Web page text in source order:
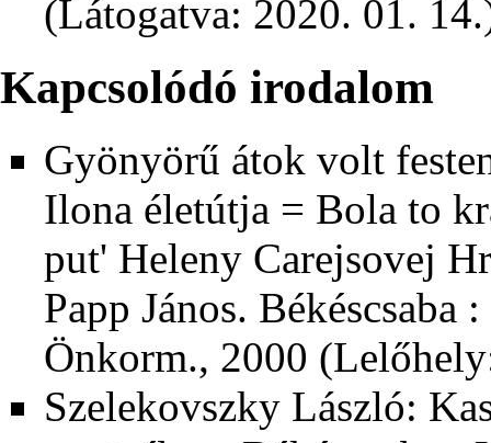
(Látogatva: 2020. 01.
Kapcsolódó irodalom
Gyönyörű átok volt
Ilona életútja = Bola to
put' Heleny Carejsovej
Papp János. Békéscsaba
Önkorm., 2000
Szelekovszky László: